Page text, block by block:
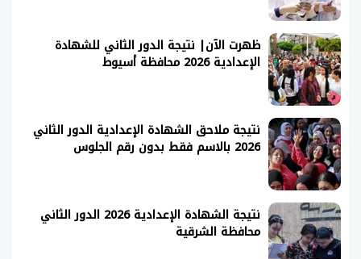
ظهرت الآن| نتيجة الدور الثاني للشهادة
الإعدادية 2026 محافظة أسيوط
نتيجة ملاحق الشهادة الإعدادية الدور الثاني
2026 بالاسم فقط بدون رقم الجلوس
نتيجة الشهادة الإعدادية 2026 الدور الثاني
محافظة الشرقية